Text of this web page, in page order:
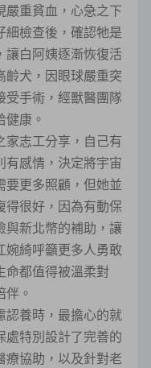
嚴重貧血，心急之下
細檢查後，確認牠是
讓白阿姨逐漸恢復活
齡犬，因眼球嚴重突
受手術，經獸醫團隊
康。
家志工分享，自己有
有感情，決定將宇宙
要更多照顧，但她並
得很好，因為有動保
與新北幣的補助，讓
婉綺呼籲更多人勇敢
命都值得被溫柔對
。
認養時，最擔心的就
處特別設計了完善的
療協助，以及針對老